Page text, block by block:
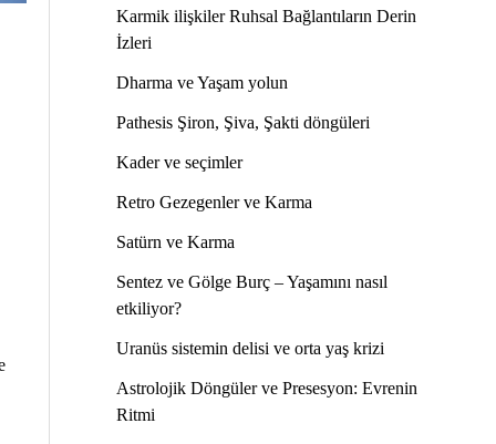
Karmik ilişkiler Ruhsal Bağlantıların Derin
İzleri
Dharma ve Yaşam yolun
Pathesis Şiron, Şiva, Şakti döngüleri
Kader ve seçimler
Retro Gezegenler ve Karma
Satürn ve Karma
Sentez ve Gölge Burç – Yaşamını nasıl
etkiliyor?
Uranüs sistemin delisi ve orta yaş krizi
Astrolojik Döngüler ve Presesyon: Evrenin
Ritmi